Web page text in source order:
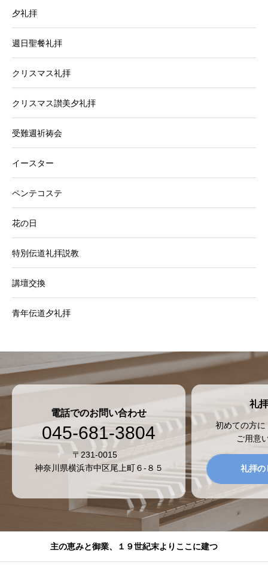
夕礼拝
週日聖餐礼拝
クリスマス礼拝
クリスマス讃美夕礼拝
受難週祈祷会
イースター
ペンテコステ
花の日
特別伝道礼拝説教
講壇交換
青年伝道夕礼拝
電話でのお問い合わせ
045-681-3804
〒231-0015
神奈川県横浜市中区尾上町６-８５
礼
初めての方
ご用意
礼拝の
主の恵みと御業、１９世紀末よりここに建つ